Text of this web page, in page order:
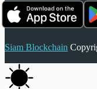
Siam Blockchain